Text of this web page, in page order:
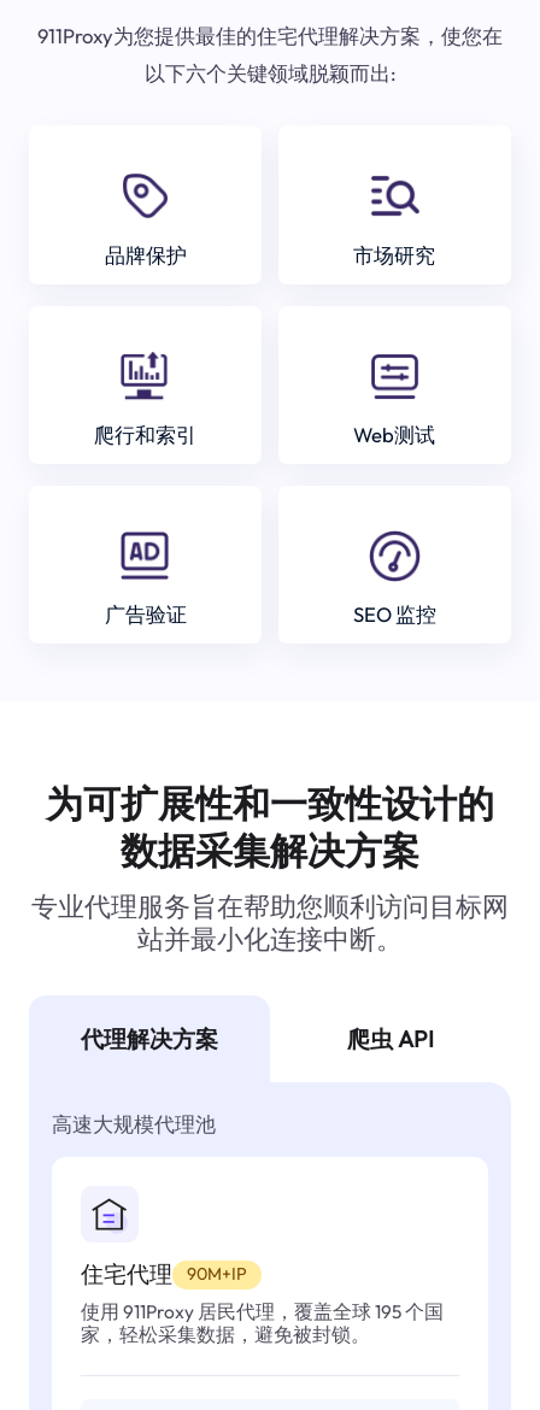
911Proxy为您提供最佳的住宅代理解决方案，使您在
以下六个关键领域脱颖而出:
品牌保护 市场研究
爬行和索引 Web测试
广告验证 SEO 监控
为可扩展性和一致性设计的
数据采集解决方案
专业代理服务旨在帮助您顺利访问目标网
站并最小化连接中断。
代理解决方案 爬虫 API
高速大规模代理池
住宅代理 90M+IP
使用 911Proxy 居民代理，覆盖全球 195 个国
家，轻松采集数据，避免被封锁。